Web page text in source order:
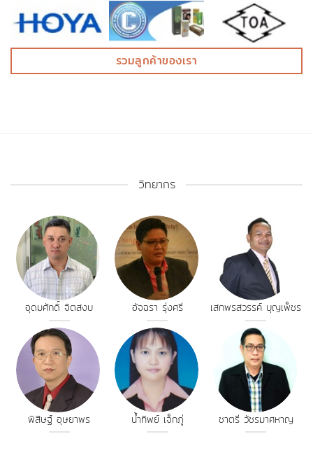
รวมลูกค้าของเรา
วิทยากร
อุดมศักดิ์ จิตสงบ อัจฉรา รุ่งศรี เสกพรสวรรค์ บุญเพ็ชร
พิสิษฐ์ อุษยาพร น้ำทิพย์ เจ็กภู่ ชาตรี วัชรมาศหาญ